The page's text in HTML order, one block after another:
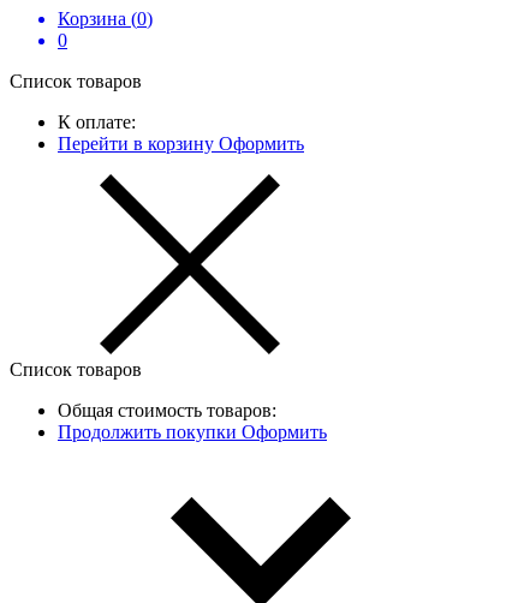
Корзина (0)
0
Список товаров
К оплате:
Перейти в корзину Оформить
Список товаров
Общая стоимость товаров:
Продолжить покупки Оформить